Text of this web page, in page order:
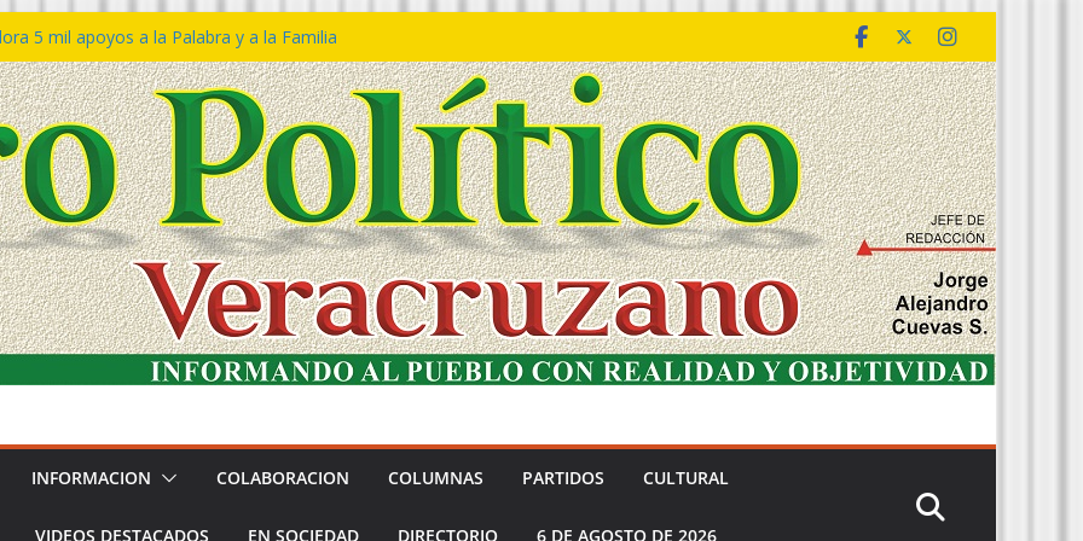
5 mil apoyos a la Palabra y a la Familia
Declaraciones de Procedencia en contra
𝙂𝙤𝙗𝙞𝙚𝙧𝙣𝙤 𝙙𝙚𝙡 𝙀𝙨𝙩𝙖𝙙𝙤 𝙖 𝙙𝙞𝙨𝙛𝙧𝙪𝙩𝙖𝙧
𝙙𝙚𝙡 𝙈𝙖𝙧 𝙚𝙣 𝘾𝙤𝙖𝙩𝙯𝙖𝙘𝙤𝙖𝙡𝙘𝙤𝙨
de policías con vocación de servicio y
SSP
rechaza acusaciones y asegura que
solicitud de desafuero
INFORMACION COLABORACION COLUMNAS PARTIDOS CULTURAL
VIDEOS DESTACADOS EN SOCIEDAD DIRECTORIO 6 DE AGOSTO DE 2026